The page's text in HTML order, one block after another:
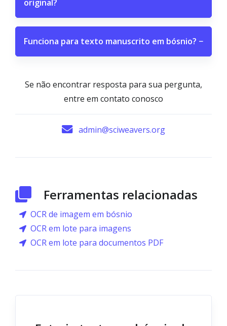
original?
Funciona para texto manuscrito em bósnio? −
Se não encontrar resposta para sua pergunta,
entre em contato conosco
admin@sciweavers.org
Ferramentas relacionadas
OCR de imagem em bósnio
OCR em lote para imagens
OCR em lote para documentos PDF